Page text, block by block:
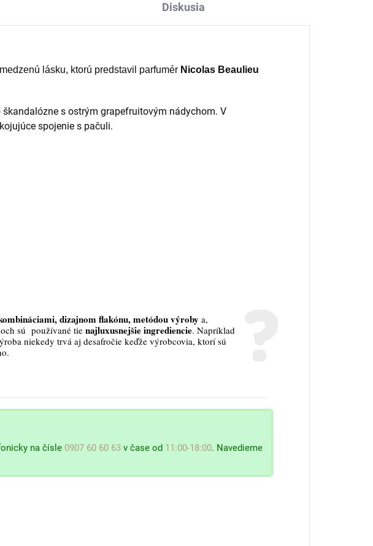
Diskusia
lásku, ktorú predstavil parfumér Nicolas Beaulieu
s ostrým grapefruitovým nádychom. V
spojenie s pačuli.
dizajnom flakónu, metódou výroby a,
sú používané tie najluxusnejšie ingrediencie. Napríklad
niekedy trvá aj desaťročie keďže výrobcovia, ktorí sú
na čísle 0907 60 60 63 v čase od 11:00-18:00. Navedieme